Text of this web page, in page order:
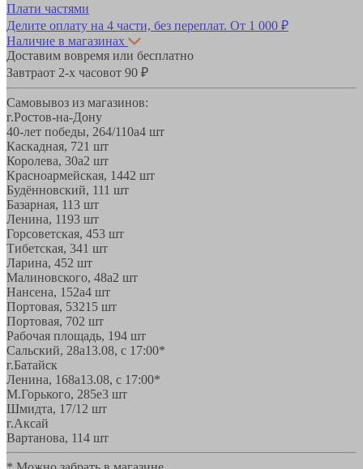
Плати частями
Делите оплату на 4 части, без переплат. От 1 000 ₽
Наличие в магазинах
Доставим вовремя или бесплатно
Завтраот 2-х часовот 90 ₽
Самовывоз из магазинов:
г.Ростов-на-Дону
40-лет победы, 264/110а4 шт
Каскадная, 721 шт
Королева, 30а2 шт
Красноармейская, 1442 шт
Будённовский, 111 шт
Базарная, 113 шт
Ленина, 1193 шт
Горсоветская, 453 шт
Тибетская, 341 шт
Ларина, 452 шт
Малиновского, 48а2 шт
Нансена, 152а4 шт
Портовая, 53215 шт
Портовая, 702 шт
Рабочая площадь, 194 шт
Сальский, 28a13.08, с 17:00*
г.Батайск
Ленина, 168а13.08, с 17:00*
М.Горького, 285е3 шт
Шмидта, 17/1 2 шт
г.Аксай
Вартанова, 114 шт